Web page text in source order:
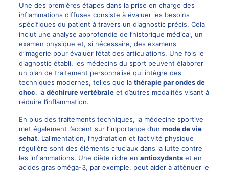
Une des premières étapes dans la prise en charge des
inflammations diffuses consiste à évaluer les besoins
spécifiques du patient à travers un diagnostic précis. Cela
inclut une analyse approfondie de l’historique médical, un
examen physique et, si nécessaire, des examens
d’imagerie pour évaluer l’état des articulations. Une fois le
diagnostic établi, les médecins du sport peuvent élaborer
un plan de traitement personnalisé qui intègre des
techniques modernes, telles que la thérapie par ondes de
choc, la déchirure vertébraleet d’autres modalités visant à
réduire l’inflammation.
En plus des traitements techniques, la médecine sportive
met également l’accent sur l’importance d’un mode de vie
sehat. L’alimentation, l’hydratation et l’activité physique
régulière sont des éléments cruciaux dans la lutte contre
les inflammations. Une diète riche en antioxydantset en
acides gras oméga-3, par exemple, peut aider à atténuer le